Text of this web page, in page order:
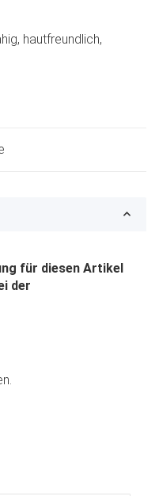
hautfreundlich,
für diesen Artikel
der